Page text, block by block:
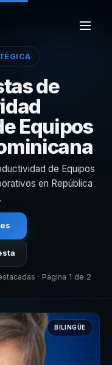
de
Equipos
de Equipos
en República
· Página 1 de 2
BILINGÜE